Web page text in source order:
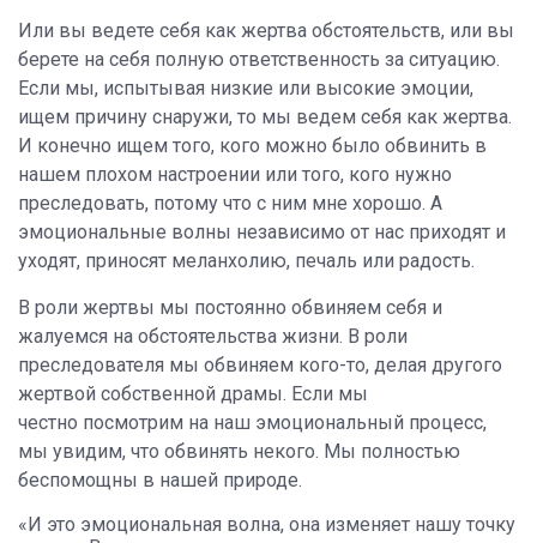
Или вы ведете себя как жертва обстоятельств, или вы
берете на себя полную ответственность за ситуацию.
Если мы, испытывая низкие или высокие эмоции,
ищем причину снаружи, то мы ведем себя как жертва.
И конечно ищем того, кого можно было обвинить в
нашем плохом настроении или того, кого нужно
преследовать, потому что с ним мне хорошо. А
эмоциональные волны независимо от нас приходят и
уходят, приносят меланхолию, печаль или радость.
В роли жертвы мы постоянно обвиняем себя и
жалуемся на обстоятельства жизни. В роли
преследователя мы обвиняем кого-то, делая другого
жертвой собственной драмы. Если мы
честно посмотрим на наш эмоциональный процесс,
мы увидим, что обвинять некого. Мы полностью
беспомощны в нашей природе.
«И это эмоциональная волна, она изменяет нашу точку